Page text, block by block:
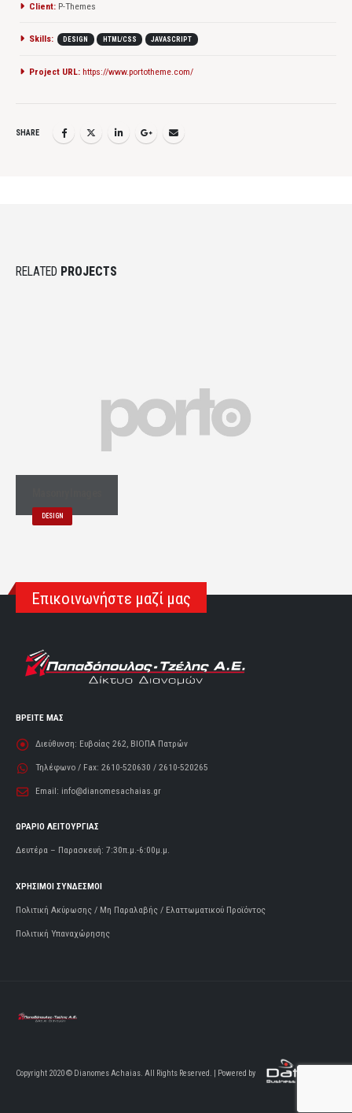
Client: P-Themes
Skills: DESIGN HTML/CSS JAVASCRIPT
Project URL: https://www.portotheme.com/
SHARE
RELATED PROJECTS
DESIGN
Επικοινωνήστε μαζί μας
ΒΡΕΙΤΕ ΜΑΣ
Διεύθυνση: Ευβοίας 262, ΒΙΟΠΑ Πατρών
Τηλέφωνο / Fax: 2610-520630 / 2610-520265
Email: info@dianomesachaias.gr
ΩΡΑΡΙΟ ΛΕΙΤΟΥΡΓΙΑΣ
Δευτέρα – Παρασκευή: 7:30π.μ.-6:00μ.μ.
ΧΡΗΣΙΜΟΙ ΣΥΝΔΕΣΜΟΙ
Πολιτική Ακύρωσης / Μη Παραλαβής / Ελαττωματικού Προϊόντος
Πολιτική Υπαναχώρησης
Copyright 2020 © Dianomes Achaias. All Rights Reserved. | Powered by